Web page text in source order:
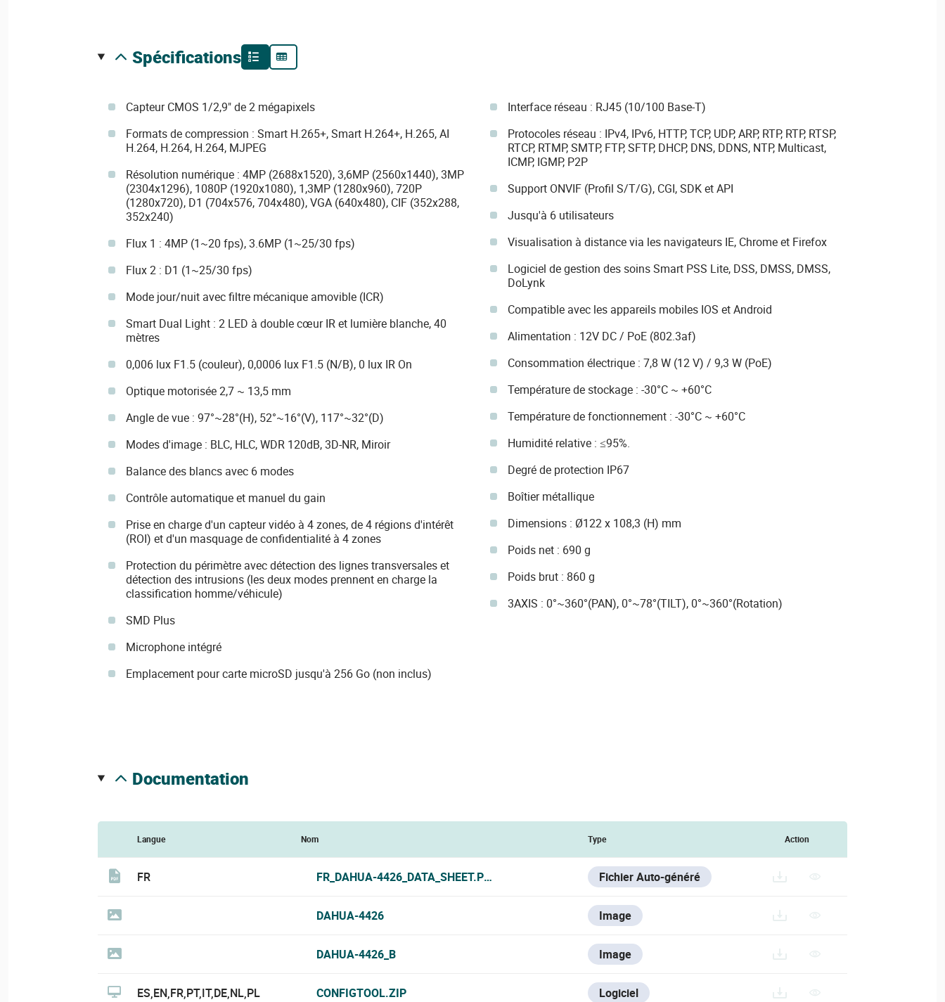
spécifications
Capteur CMOS 1/2,9" de 2 mégapixels
Formats de compression : Smart H.265+, Smart H.264+, H.265, AI
H.264, H.264, H.264, MJPEG
Résolution numérique : 4MP (2688x1520), 3,6MP (2560x1440), 3MP
(2304x1296), 1080P (1920x1080), 1,3MP (1280x960), 720P
(1280x720), D1 (704x576, 704x480), VGA (640x480), CIF (352x288,
352x240)
Flux 1 : 4MP (1~20 fps), 3.6MP (1~25/30 fps)
Flux 2 : D1 (1~25/30 fps)
Mode jour/nuit avec filtre mécanique amovible (ICR)
Smart Dual Light : 2 LED à double cœur IR et lumière blanche, 40
mètres
0,006 lux F1.5 (couleur), 0,0006 lux F1.5 (N/B), 0 lux IR On
Optique motorisée 2,7 ~ 13,5 mm
Angle de vue : 97°~28°(H), 52°~16°(V), 117°~32°(D)
Modes d'image : BLC, HLC, WDR 120dB, 3D-NR, Miroir
Balance des blancs avec 6 modes
Contrôle automatique et manuel du gain
Prise en charge d'un capteur vidéo à 4 zones, de 4 régions d'intérêt
(ROI) et d'un masquage de confidentialité à 4 zones
Protection du périmètre avec détection des lignes transversales et
détection des intrusions (les deux modes prennent en charge la
classification homme/véhicule)
SMD Plus
Microphone intégré
Emplacement pour carte microSD jusqu'à 256 Go (non inclus)
Interface réseau : RJ45 (10/100 Base-T)
Protocoles réseau : IPv4, IPv6, HTTP, TCP, UDP, ARP, RTP, RTP, RTSP,
RTCP, RTMP, SMTP, FTP, SFTP, DHCP, DNS, DDNS, NTP, Multicast,
ICMP, IGMP, P2P
Support ONVIF (Profil S/T/G), CGI, SDK et API
Jusqu'à 6 utilisateurs
Visualisation à distance via les navigateurs IE, Chrome et Firefox
Logiciel de gestion des soins Smart PSS Lite, DSS, DMSS, DMSS,
DoLynk
Compatible avec les appareils mobiles IOS et Android
Alimentation : 12V DC / PoE (802.3af)
Consommation électrique : 7,8 W (12 V) / 9,3 W (PoE)
Température de stockage : -30°C ~ +60°C
Température de fonctionnement : -30°C ~ +60°C
Humidité relative : ≤95%.
Degré de protection IP67
Boîtier métallique
Dimensions : Ø122 x 108,3 (H) mm
Poids net : 690 g
Poids brut : 860 g
3AXIS : 0°~360°(PAN), 0°~78°(TILT), 0°~360°(Rotation)
documentation
Langue Nom Type Action
FR FR_DAHUA-4426_DATA_SHEET.PDF Fichier Auto-généré
DAHUA-4426 Image
DAHUA-4426_B Image
ES,EN,FR,PT,IT,DE,NL,PL CONFIGTOOL.ZIP Logiciel